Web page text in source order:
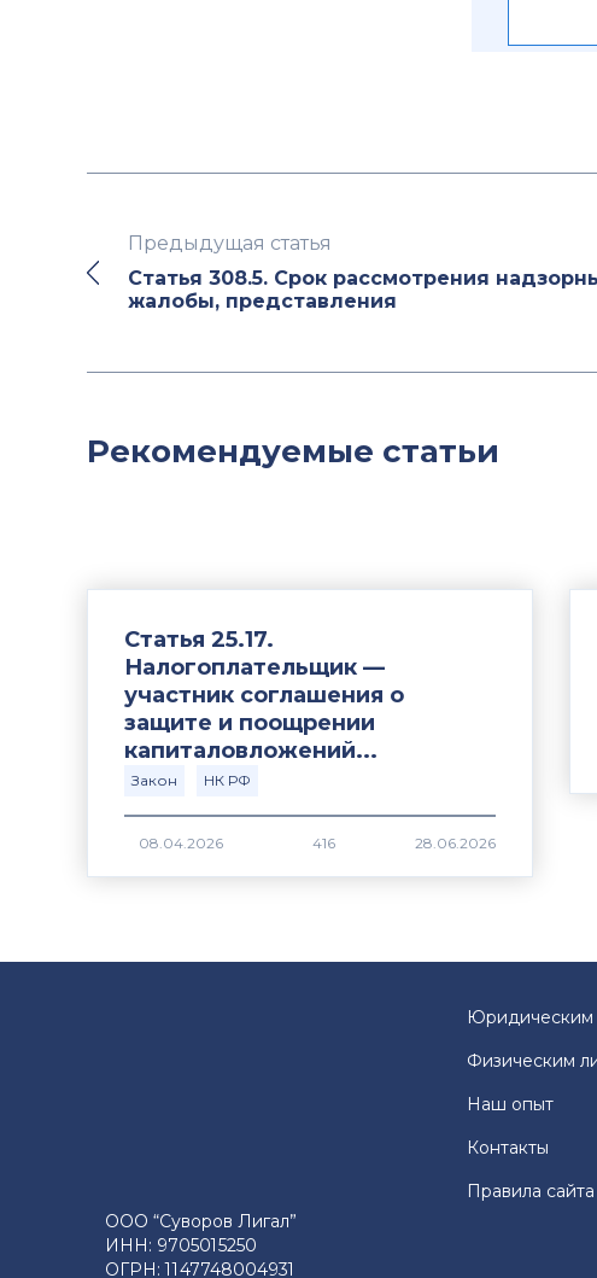
Предыдущая статья
Статья 308.5. Срок рассмотрения
жалобы, представления
Рекомендуемые статьи
Статья 25.17.
Налогоплательщик —
участник соглашения о
защите и поощрении
капиталовложений...
Закон НК РФ
416
ООО “Суворов Лигал”
ИНН: 9705015250
ОГРН: 1147748004931
Юридическим
Физическим
Наш опыт
Контакты
Правила сайта